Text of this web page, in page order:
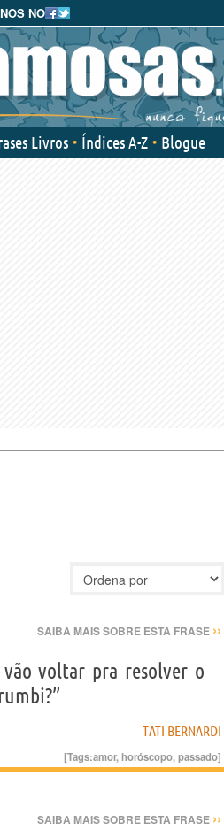
NO
Livros Índices A-Z Blogue
SAIBA MAIS SOBRE ESTA FRASE ››
voltar pra resolver o
TATI BERNARDI
[Tags:amor,horóscopo,passado]
SAIBA MAIS SOBRE ESTA FRASE ››